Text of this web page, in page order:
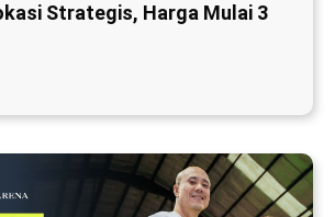
Strategis, Harga Mulai 3